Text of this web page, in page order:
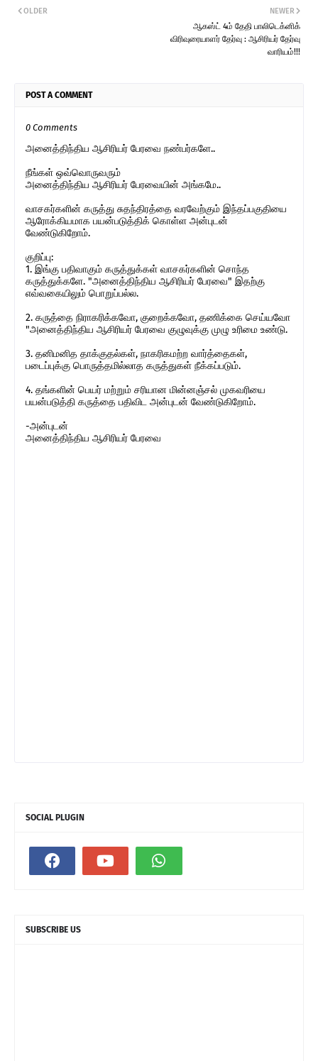
NEWER
ஆகஸ்ட் 4ம் தேதி பாலிடெக்னிக்
விரிவுரையாளர் தேர்வு : ஆசிரியர் தேர்வு
வாரியம்!!!
OLDER
POST A COMMENT
0 Comments
அனைத்திந்திய ஆசிரியர் பேரவை நண்பர்களே..
நீங்கள் ஒவ்வொருவரும்
அனைத்திந்திய ஆசிரியர் பேரவையின் அங்கமே..
வாசகர்களின் கருத்து சுதந்திரத்தை வரவேற்கும் இந்தப்பகுதியை
ஆரோக்கியமாக பயன்படுத்திக் கொள்ள அன்புடன்
வேண்டுகிறோம்.
குறிப்பு:
1. இங்கு பதிவாகும் கருத்துக்கள் வாசகர்களின் சொந்த
கருத்துக்களே. "அனைத்திந்திய ஆசிரியர் பேரவை" இதற்கு
எவ்வகையிலும் பொறுப்பல்ல.
2. கருத்தை நிராகரிக்கவோ, குறைக்கவோ, தணிக்கை செய்யவோ
"அனைத்திந்திய ஆசிரியர் பேரவை குழுவுக்கு முழு உரிமை உண்டு.
3. தனிமனித தாக்குதல்கள், நாகரிகமற்ற வார்த்தைகள்,
படைப்புக்கு பொருத்தமில்லாத கருத்துகள் நீக்கப்படும்.
4. தங்களின் பெயர் மற்றும் சரியான மின்னஞ்சல் முகவரியை
பயன்படுத்தி கருத்தை பதிவிட அன்புடன் வேண்டுகிறோம்.
-அன்புடன்
அனைத்திந்திய ஆசிரியர் பேரவை
SOCIAL PLUGIN
SUBSCRIBE US